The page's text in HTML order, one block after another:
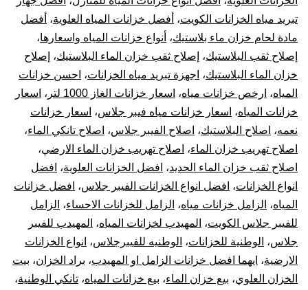
تبريد مياه الخزانات الكويت، أفضل خزانات المياه العلوية، أفضل
مادة لحام خزان ماء بلاستيك، أنواع خزانات المياه واسعارها،
إصلاح ثقب البلاستيك، إصلاح ثقب خزان الماء البلاستيك، إصلاح
خزان الماء البلاستيك، اجهزة تبريد مياه الخزانات، احسن خزانات
المياه، ارخص خزانات مياه، اسعار خزانات الغاز 1000 لتر ، اسعار
خزانات المياه، اسعار خزانات مياه فيبر جلاس، اسعار خزانات
نعمه، اصلاح البلاستيك، اصلاح الفيبر جلاس، اصلاح تانكي الماء،
اصلاح تهريب خزان الماء، اصلاح تهريب خزان الماء الارضي،
اصلاح ثقب خزان الماء الحديد، افضل الخزانات العلوية، افضل
انواع الخزانات، افضل انواع الخزانات الفيبر جلاس، افضل خزانات
المياه، الزامل خزانات مياه، الزامل للخزانات الاحساء، الزامل
للفيبر جلاس الكويت، المهيدب لخزانات المياه، المهيدب للفيبر
جلاس، الوطنية للخزانات، الوطنيه للفيبرجلاس، انواع الخزانات
الارضية، ايهما افضل خزانات الزامل او المهيدب، براد الخزان، بيت
الخزان العلوي، بيع خزان الماء، بيع خزانات المياه، تانكي الوطنية،